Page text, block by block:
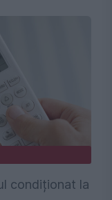
condiționat la